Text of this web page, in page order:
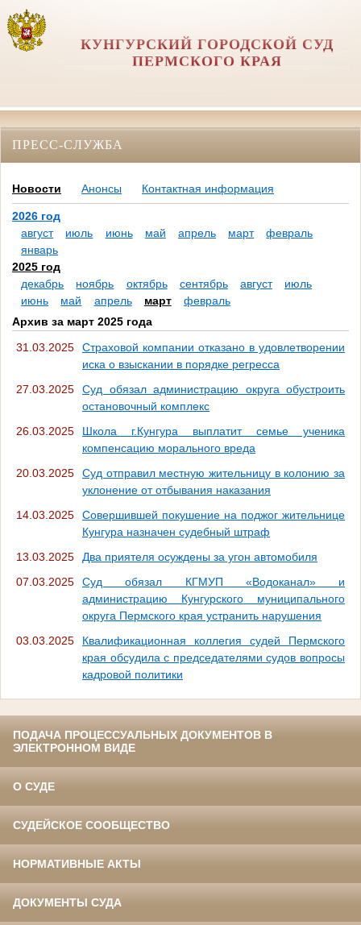
КУНГУРСКИЙ ГОРОДСКОЙ СУД
ПЕРМСКОГО КРАЯ
ПРЕСС-СЛУЖБА
Новости Анонсы Контактная информация
2026 год
август
июль июнь май апрель март
февраль
январь
2025 год
декабрь
ноябрь октябрь сентябрь август
июль
июнь
май апрель март
февраль
Архив за март 2025 года
31.03.2025
Страховой компании отказано в удовлетворении
иска о взыскании в порядке регресса
27.03.2025
Суд обязал администрацию округа обустроить
остановочный комплекс
26.03.2025
Школа г.Кунгура выплатит семье ученика
компенсацию морального вреда
20.03.2025
Суд отправил местную жительницу в колонию за
уклонение от отбывания наказания
14.03.2025
Совершившей покушение на поджог жительнице
Кунгура назначен судебный штраф
13.03.2025
Два приятеля осуждены за угон автомобиля
07.03.2025
Суд обязал КГМУП «Водоканал» и
администрацию Кунгурского муниципального
округа Пермского края устранить нарушения
03.03.2025
Квалификационная коллегия судей Пермского
края обсудила с председателями судов вопросы
кадровой политики
ПОДАЧА ПРОЦЕССУАЛЬНЫХ ДОКУМЕНТОВ В
ЭЛЕКТРОННОМ ВИДЕ
О СУДЕ
СУДЕЙСКОЕ СООБЩЕСТВО
НОРМАТИВНЫЕ АКТЫ
ДОКУМЕНТЫ СУДА